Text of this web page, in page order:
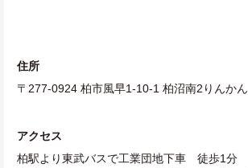
住所
〒277-0924 柏市風早1-10-1 柏沼南2りんかん
アクセス
柏駅より東武バスで工業団地下車 徒歩1分